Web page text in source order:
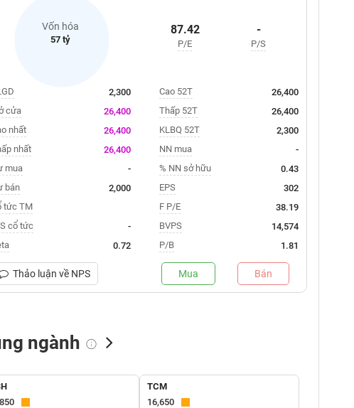
Vốn hóa
57 tỷ
87.42
P/E
-
P/S
2,300
cửa
26,400
nhất
26,400
nhất
26,400
mua
-
bán
2,000
tức TM
cổ tức
-
0.72
Cao 52T
26,400
Thấp 52T
26,400
KLBQ 52T
2,300
NN mua
-
% NN sở hữu
0.43
EPS
302
F P/E
38.19
BVPS
14,574
P/B
1.81
Thảo luận về NPS Mua Bán
Tự doanh mua
ngành
TCM
16,650